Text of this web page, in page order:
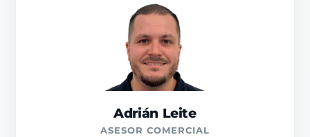
Adrián Leite
ASESOR COMERCIAL